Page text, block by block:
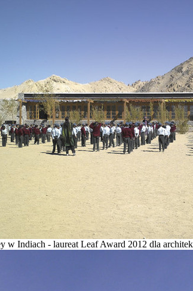
w Indiach - laureat Leaf Award 2012 dla